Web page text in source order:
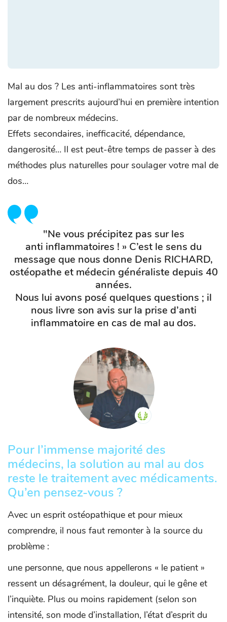
Mal au dos ? Les anti-inflammatoires sont très
largement prescrits aujourd’hui en première intention
par de nombreux médecins.
Effets secondaires, inefficacité, dépendance,
dangerosité… Il est peut-être temps de passer à des
méthodes plus naturelles pour soulager votre mal de
dos…
"Ne vous précipitez pas sur les
anti inflammatoires ! » C’est le sens du
message que nous donne Denis RICHARD,
ostéopathe et médecin généraliste depuis 40
années.
Nous lui avons posé quelques questions ; il
nous livre son avis sur la prise d’anti
inflammatoire en cas de mal au dos.
Pour l’immense majorité des
médecins, la solution au mal au dos
reste le traitement avec médicaments.
Qu’en pensez-vous ?
Avec un esprit ostéopathique et pour mieux
comprendre, il nous faut remonter à la source du
problème :
une personne, que nous appellerons « le patient »
ressent un désagrément, la douleur, qui le gêne et
l’inquiète. Plus ou moins rapidement (selon son
intensité, son mode d’installation, l’état d’esprit du